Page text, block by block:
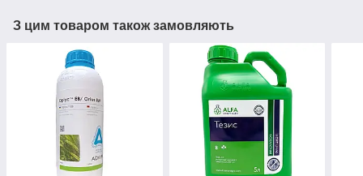
З цим товаром також замовляють